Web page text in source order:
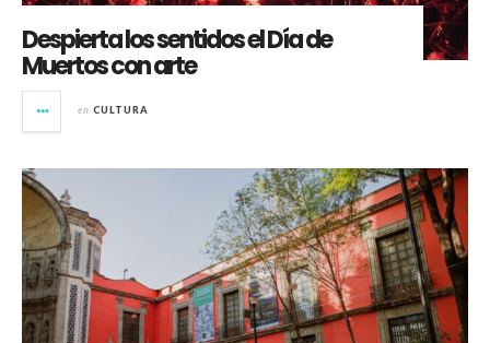
Despierta los sentidos el Día de
Muertos con arte
en CULTURA